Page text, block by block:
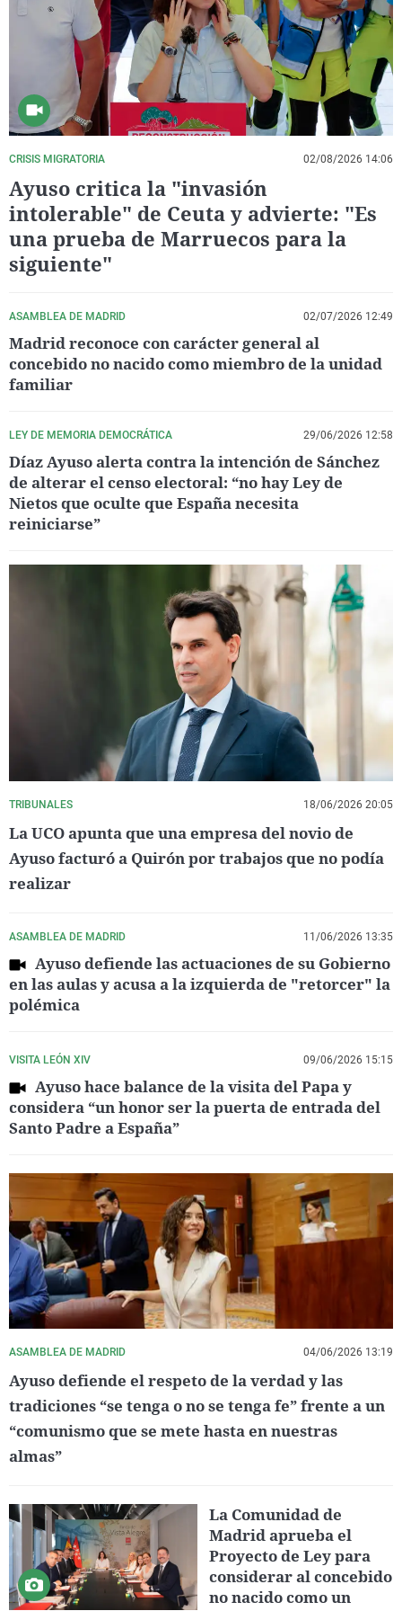
La rosa de los vientos
Gente viajera
Como el perro y el
Caso
Retornados
Equipo de
Operación Viuda
Extremadura
Galicia
La Rioja
Navarra
País Vasco
Virales
Televisión
Elecciones
CRISIS MIGRATORIA 02/08/2026 14:06
Ayuso critica la "invasión
intolerable" de Ceuta y advierte: "Es
una prueba de Marruecos para la
siguiente"
ASAMBLEA DE MADRID 02/07/2026 12:49
Madrid reconoce con carácter general al
concebido no nacido como miembro de la unidad
familiar
LEY DE MEMORIA DEMOCRÁTICA 29/06/2026 12:58
Díaz Ayuso alerta contra la intención de Sánchez
de alterar el censo electoral: “no hay Ley de
Nietos que oculte que España necesita
reiniciarse”
TRIBUNALES 18/06/2026 20:05
La UCO apunta que una empresa del novio de
Ayuso facturó a Quirón por trabajos que no podía
realizar
ASAMBLEA DE MADRID 11/06/2026 13:35
Ayuso defiende las actuaciones de su Gobierno
en las aulas y acusa a la izquierda de "retorcer" la
polémica
VISITA LEÓN XIV 09/06/2026 15:15
Ayuso hace balance de la visita del Papa y
considera “un honor ser la puerta de entrada del
Santo Padre a España”
ASAMBLEA DE MADRID 04/06/2026 13:19
Ayuso defiende el respeto de la verdad y las
tradiciones “se tenga o no se tenga fe” frente a un
“comunismo que se mete hasta en nuestras
almas”
La Comunidad de
Madrid aprueba el
Proyecto de Ley para
considerar al concebido
no nacido como un